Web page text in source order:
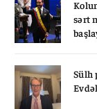
sərt
Sülh